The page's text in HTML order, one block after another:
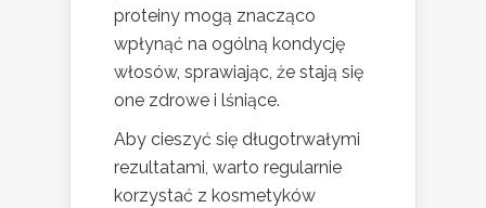
proteiny mogą znacząco
wpłynąć na ogólną kondycję
włosów, sprawiając, że stają się
one zdrowe i lśniące.
Aby cieszyć się długotrwałymi
rezultatami, warto regularnie
korzystać z kosmetyków